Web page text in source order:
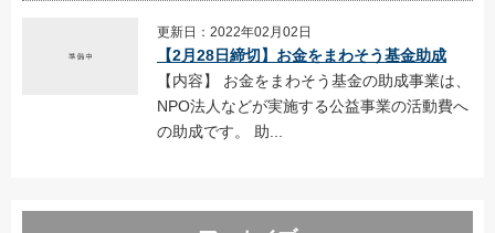
更新日：2022年02月02日
【2月28日締切】お金をまわそう基金助成
【内容】 お金をまわそう基金の助成事業は、
NPO法人などが実施する公益事業の活動費へ
の助成です。 助...